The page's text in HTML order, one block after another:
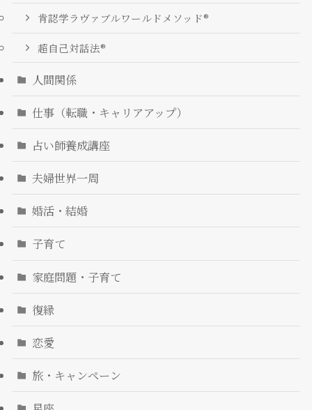
肯認学ラヴァブルワールドメソッド®
超自己対話法®︎
人間関係
仕事（転職・キャリアアップ）
占い師養成講座
夫婦世界一周
婚活・結婚
子育て
家庭問題・子育て
復縁
恋愛
旅・キャンペーン